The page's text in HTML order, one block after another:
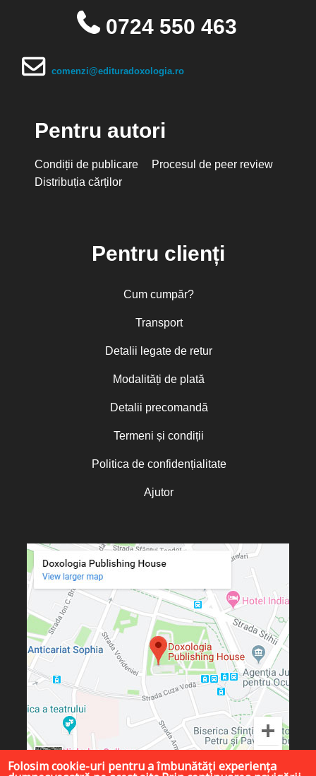
0724 550 463
comenzi@edituradoxologia.ro
Pentru autori
Condiții de publicare
Procesul de peer review
Distribuția cărților
Pentru clienți
Cum cumpăr?
Transport
Detalii legate de retur
Modalități de plată
Detalii precomandă
Termeni și condiții
Politica de confidențialitate
Ajutor
Folosim cookie-uri pentru a îmbunătăți experiența